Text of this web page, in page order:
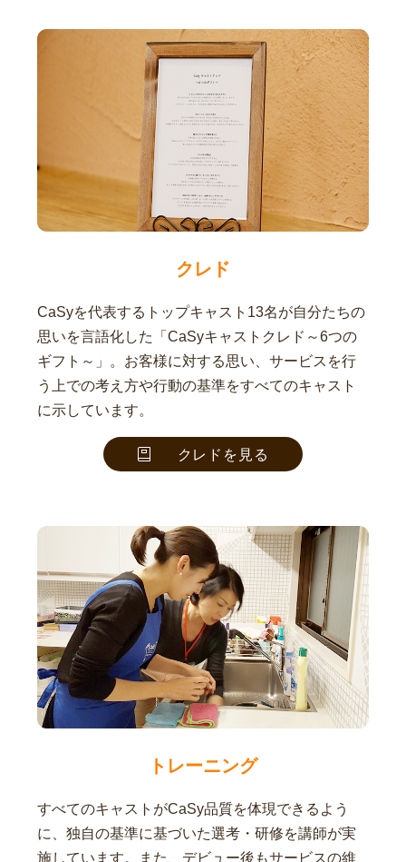
クレド
CaSyを代表するトップキャスト13名が自分たちの
思いを言語化した「CaSyキャストクレド～6つの
ギフト～」。お客様に対する思い、サービスを行
う上での考え方や行動の基準をすべてのキャスト
に示しています。
クレドを見る
トレーニング
すべてのキャストがCaSy品質を体現できるよう
に、独自の基準に基づいた選考・研修を講師が実
施しています。また、デビュー後もサービスの維